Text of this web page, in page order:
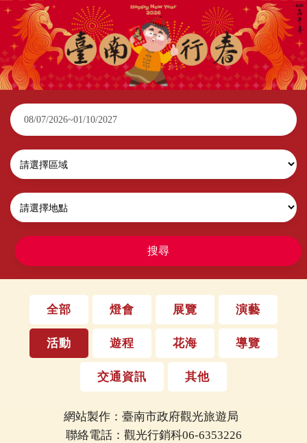
2026臺南行春
搜尋
全部 燈會 展覽 演藝
活動 遊程 花海 導覽
交通資訊 其他
網站製作：臺南市政府觀光旅遊局
聯絡電話：觀光行銷科06-6353226